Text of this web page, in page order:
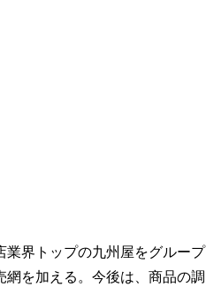
界トップの九州屋をグループ
を加える。今後は、商品の調